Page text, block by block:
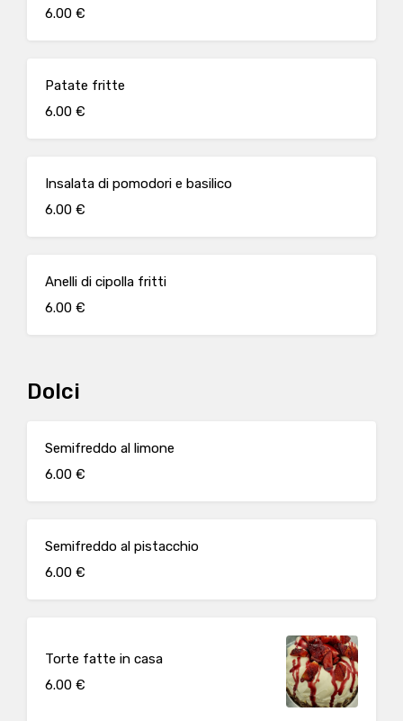
6.00 €
Patate fritte
6.00 €
Insalata di pomodori e basilico
6.00 €
Anelli di cipolla fritti
6.00 €
Dolci
Semifreddo al limone
6.00 €
Semifreddo al pistacchio
6.00 €
Torte fatte in casa
6.00 €